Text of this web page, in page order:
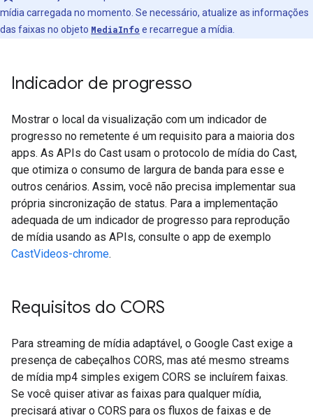
mídia carregada no momento. Se necessário, atualize as informações
das faixas no objeto MediaInfo e recarregue a mídia.
Indicador de progresso
Mostrar o local da visualização com um indicador de
progresso no remetente é um requisito para a maioria dos
apps. As APIs do Cast usam o protocolo de mídia do Cast,
que otimiza o consumo de largura de banda para esse e
outros cenários. Assim, você não precisa implementar sua
própria sincronização de status. Para a implementação
adequada de um indicador de progresso para reprodução
de mídia usando as APIs, consulte o app de exemplo
CastVideos-chrome.
Requisitos do CORS
Para streaming de mídia adaptável, o Google Cast exige a
presença de cabeçalhos CORS, mas até mesmo streams
de mídia mp4 simples exigem CORS se incluírem faixas.
Se você quiser ativar as faixas para qualquer mídia,
precisará ativar o CORS para os fluxos de faixas e de